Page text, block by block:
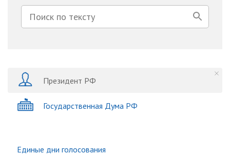
Президент РФ
Государственная Дума РФ
Единые дни голосования